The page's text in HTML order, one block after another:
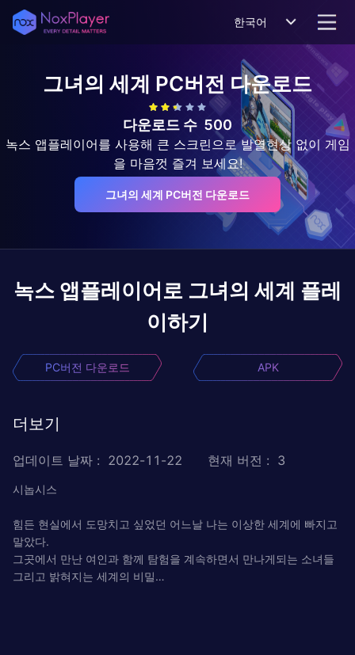
한국어
그녀의 세계 PC버전 다운로드
다운로드 수 500
녹스 앱플레이어를 사용해 큰 스크린으로 발열현상 없이 게임
을 마음껏 즐겨 보세요!
그녀의 세계 PC버전 다운로드
녹스 앱플레이어로 그녀의 세계 플레
이하기
PC버전 다운로드 APK
더보기
업데이트 날짜 : 2022-11-22 현재 버전 : 3
시놉시스
힘든 현실에서 도망치고 싶었던 어느날 나는 이상한 세계에 빠지고
말았다.
그곳에서 만난 여인과 함께 탐험을 계속하면서 만나게되는 소녀들
그리고 밝혀지는 세계의 비밀…